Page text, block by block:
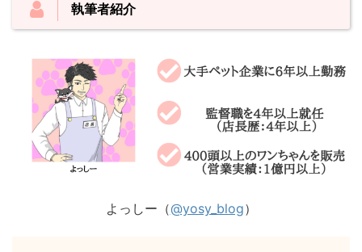
執筆者紹介
よっしー（@yosy_blog）